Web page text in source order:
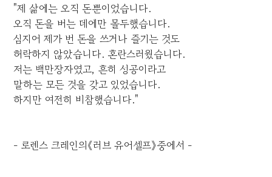
"제 삶에는 오직 돈뿐이었습니다.
오직 돈을 버는 데에만 몰두했습니다.
심지어 제가 번 돈을 쓰거나 즐기는 것도
허락하지 않았습니다. 혼란스러웠습니다.
저는 백만장자였고, 흔히 성공이라고
말하는 모든 것을 갖고 있었습니다.
하지만 여전히 비참했습니다."
- 로렌스 크레인의《러브 유어셀프》중에서 -